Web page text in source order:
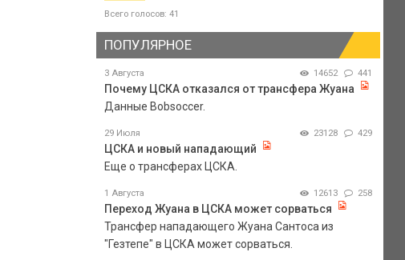
Всего голосов: 41
ПОПУЛЯРНОЕ
3 Августа 14652 441
Почему ЦСКА отказался от трансфера Жуана
Данные Bobsoccer.
29 Июля 23128 429
ЦСКА и новый нападающий
Еще о трансферах ЦСКА.
1 Августа 12613 258
Переход Жуана в ЦСКА может сорваться
Трансфер нападающего Жуана Сантоса из
"Гезтепе" в ЦСКА может сорваться.